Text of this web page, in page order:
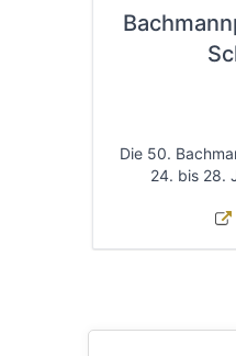
Die 50.
24. bis 28.